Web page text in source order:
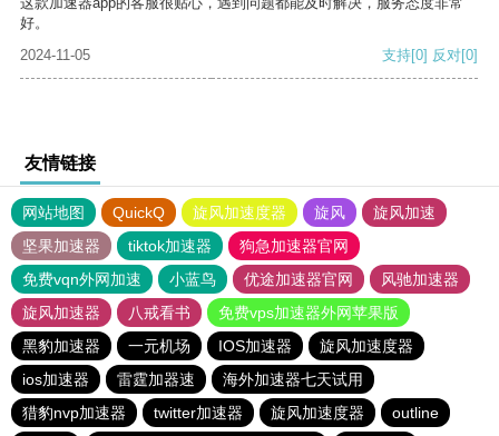
好。
2024-11-05
支持[0] 反对[0]
友情链接
网站地图 QuickQ 旋风加速度器 旋风
旋风加速
坚果加速器
tiktok加速器
狗急加速器官网
免费vqn外网加速
小蓝鸟 优途加速器官网
风驰加速器
旋风加速器
八戒看书
免费vps加速器外网苹果版
黑豹加速器
一元机场 IOS加速器
旋风加速度器
ios加速器
雷霆加器速
海外加速器七天试用
猎豹nvp加速器
twitter加速器 旋风加速度器
outline